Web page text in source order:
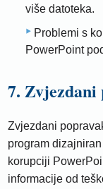
više datoteka.
Problemi s
PowerPoint
7. Zvjezdani
Zvjezdani
program
korupciji
informacije od